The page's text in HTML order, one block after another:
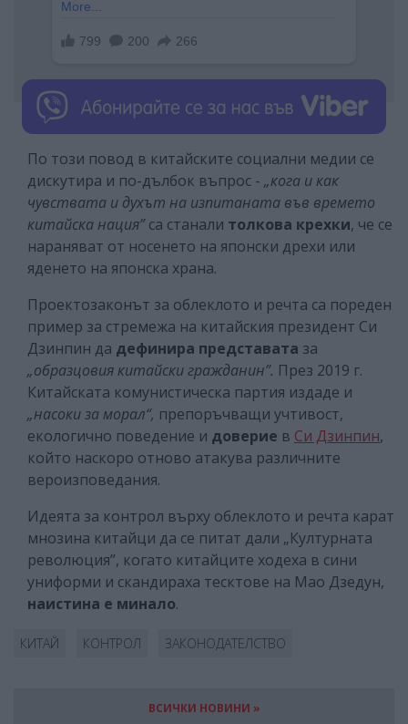
По този повод в китайските социални медии се
дискутира и по-дълбок въпрос - „кога и как
чувствата и духът на изпитаната във времето
китайска нация”са станали толкова крехки, че се
нараняват от носенето на японски дрехи или
яденето на японска храна.
Проектозаконът за облеклото и речта са пореден
пример за стремежа на китайския президент Си
Дзинпин да дефинира представата за
„образцовия китайски гражданин”. През 2019 г.
Китайската комунистическа партия издаде и
„насоки за морал“, препоръчващи учтивост,
екологично поведение и доверие в Си Дзинпин,
който наскоро отново атакува различните
вероизповедания.
Идеята за контрол върху облеклото и речта карат
мнозина китайци да се питат дали „Културната
революция”, когато китайците ходеха в сини
униформи и скандираха тесктове на Мао Дзедун,
наистина е минало.
КИТАЙ КОНТРОЛ ЗАКОНОДАТЕЛСТВО
ВСИЧКИ НОВИНИ »